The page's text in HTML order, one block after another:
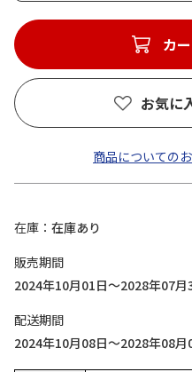
カ
お気に
商品についての
在庫
在庫あり
販売期間
2024年10月01日～2028年07月
配送期間
2024年10月08日～2028年08月